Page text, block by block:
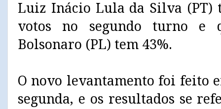
Luiz Inácio Lula da Silva (PT)
votos no segundo turno e
Bolsonaro (PL) tem 43%.
O novo levantamento foi feito
segunda, e os resultados se